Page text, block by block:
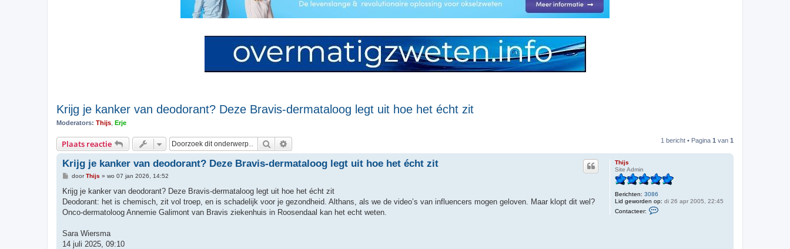
Krijg je kanker van deodorant? Deze Bravis-dermataloog legt uit hoe het écht zit
Moderators: Thijs Erje
Plaats reactie Zoek 1 bericht • Pagina 1 van 1
Thijs
Site Admin
Berichten: 3086
Lid geworden op: di 26 apr 2005, 22:45
Contacteer:
Krijg je kanker van deodorant? Deze Bravis-dermataloog legt uit hoe het écht zit
B
r
c
h
doorThijs » wo 07 jan 2026, 14:52
Krijg je kanker van deodorant? Deze Bravis-dermataloog legt uit hoe het écht zit
Deodorant: het is chemisch, zit vol troep, en is schadelijk voor je gezondheid. Althans, als we de video’s van influencers mogen geloven. Maar klopt dit wel?
Onco-dermatoloog Annemie Galimont van Bravis ziekenhuis in Roosendaal kan het echt weten.
Sara Wiersma
14 juli 2025, 09:10